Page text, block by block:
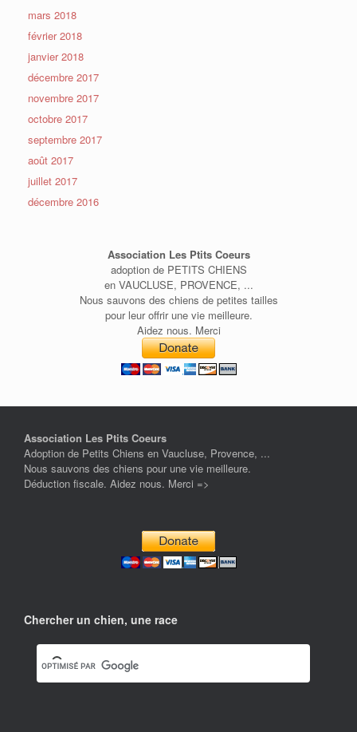
mars 2018
février 2018
janvier 2018
décembre 2017
novembre 2017
octobre 2017
septembre 2017
août 2017
juillet 2017
décembre 2016
Association Les Ptits Coeurs
adoption de PETITS CHIENS
en VAUCLUSE, PROVENCE, ...
Nous sauvons des chiens de petites tailles
pour leur offrir une vie meilleure.
Aidez nous. Merci
Association Les Ptits Coeurs
Adoption de Petits Chiens en Vaucluse, Provence, ...
Nous sauvons des chiens pour une vie meilleure.
Déduction fiscale. Aidez nous. Merci =>
Chercher un chien, une race